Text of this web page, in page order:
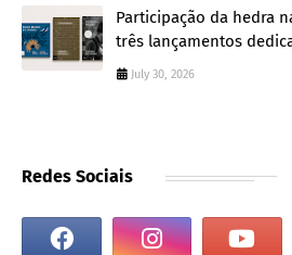
Participação da hedra
três lançamentos
July 30, 2026
Redes Sociais